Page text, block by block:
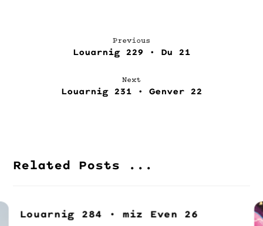
Previous
Louarnig 229 • Du 21
Next
Louarnig 231 • Genver 22
Related Posts ...
Louarnig 284 • miz Even 26